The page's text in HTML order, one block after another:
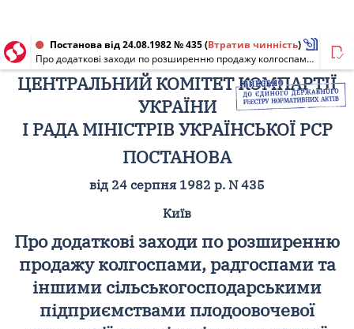
Постанова від 24.08.1982 № 435(Втратив чинність)
Про додаткові заходи по розширенню продажу колгоспами, радгоспами та іншими сільськогосподарськими підприємствами плодоовочевої продукції організаціям споживчої кооперації і на колгоспних ринках